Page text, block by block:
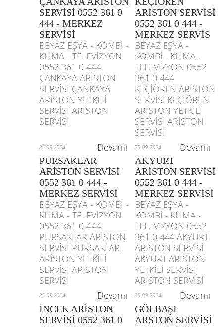
SERVİSİ 0552 361 0
444 - MERKEZ
SERVİSİ
ARİSTON SERVİSİ
0552 361 0 444 -
MERKEZ SERVİS
BEYAZ EŞYA - KOMBİ -
KLİMA - TELEVİZYON
0552 361 0 444
ÇANKAYA ARİSTON
SERVİSİ ÇANKAYA
ARİSTON YETKİLİ
SERVİSİ ARİSTON
SERVİSİ
BEYAZ EŞYA -
KOMBİ - KLİMA -
TELEVİZYON 0552
361 0 444
KEÇİÖREN ARİSTON
SERVİSİ KEÇİÖREN
ARİSTON YETKİLİ
SERVİSİ ARİSTON
SERVİSİ
25.09.2024 Devamı 25.09.2024 Devamı
PURSAKLAR
ARİSTON SERVİSİ
0552 361 0 444 -
MERKEZ SERVİSİ
AKYURT
ARİSTON SERVİSİ
0552 361 0 444 -
MERKEZ SERVİSİ
BEYAZ EŞYA - KOMBİ -
KLİMA - TELEVİZYON
0552 361 0 444
PURSAKLAR ARİSTON
SERVİSİ PURSAKLAR
ARİSTON YETKİLİ
SERVİSİ ARİSTON
SERVİSİ
BEYAZ EŞYA -
KOMBİ - KLİMA -
TELEVİZYON 0552
361 0 444 AKYURT
ARİSTON SERVİSİ
AKYURT ARİSTON
YETKİLİ SERVİSİ
ARİSTON SERVİSİ
25.09.2024 Devamı 25.09.2024 Devamı
İNCEK ARİSTON
SERVİSİ 0552 361 0
GÖLBAŞI
ARSTON SERVİSİ